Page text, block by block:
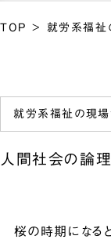
TOP > 就労系福祉
就労系福祉の現場
人間社会の論
桜の時期になる